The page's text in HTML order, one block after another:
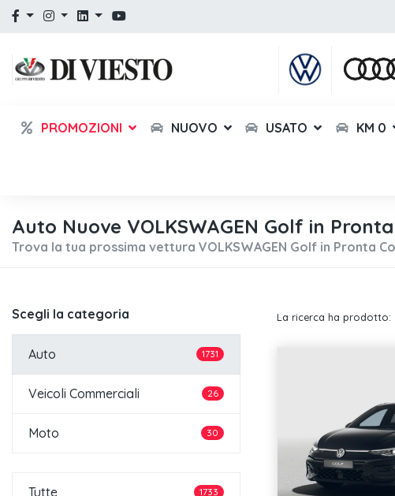
PROMOZIONI NUOVO USATO KM 0
Auto Nuove VOLKSWAGEN Golf in
Trova la tua prossima vettura VOLKSWAGEN Golf in Pronta
Scegli la categoria
Auto 1731
Veicoli Commerciali 26
Moto 30
Tutte 1733
La ricerca ha prodotto: